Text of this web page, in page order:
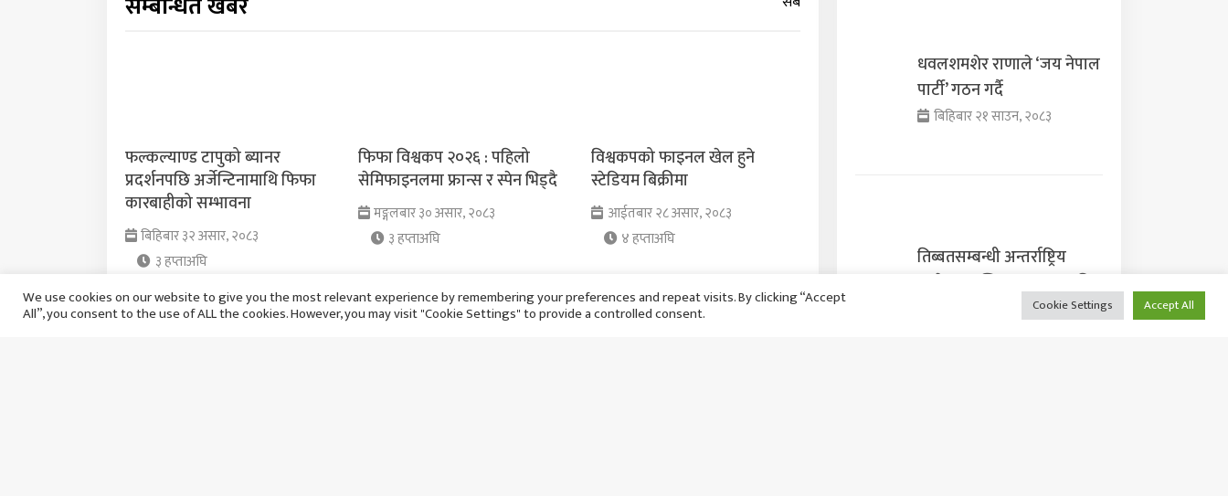
फल्कल्याण्ड टापुको ब्यानर
प्रदर्शनपछि अर्जेन्टिनामाथि फिफा
कारबाहीको सम्भावना
बिहिबार ३२ असार, २०८३
३ हप्ताअघि
फिफा विश्वकप २०२६ : पहिलो
सेमिफाइनलमा फ्रान्स र स्पेन भिड्दै
मङ्गलबार ३० असार, २०८३
३ हप्ताअघि
विश्वकपको फाइनल खेल हुने
स्टेडियम बिक्रीमा
आईतबार २८ असार, २०८३
४ हप्ताअघि
धवलशमशेर राणाले ‘जय नेपाल
पार्टी’ गठन गर्दै
बिहिबार २१ साउन, २०८३
तिब्बतसम्बन्धी अन्तर्राष्ट्रिय
सम्मेलन अन्तिम समयमा स्थगित
बिहिबार २१ साउन, २०८३
We use cookies on our website to give you the most relevant experience by remembering your preferences and repeat visits. By clicking “Accept
All”, you consent to the use of ALL the cookies. However, you may visit "Cookie Settings" to provide a controlled consent. Cookie Settings Accept All